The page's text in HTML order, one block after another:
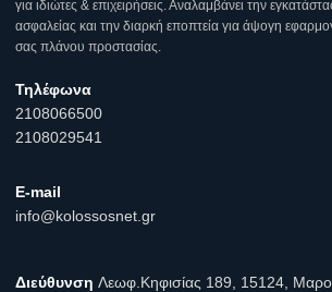
για ιδιώτες & επιχειρήσεις. Αναλαμβάνει την
ασφαλείας και την διαρκή εποπτεία για άψογη
σας πλάνου προστασίας.
Τηλέφωνα
2108066500
2108029541
E-mail
info@kolossosnet.gr
Διεύθυνση Λεωφ.Κηφισίας 189, 15124,